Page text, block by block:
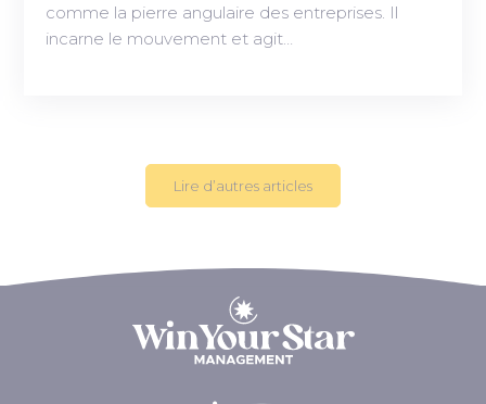
comme la pierre angulaire des entreprises. Il
incarne le mouvement et agit…
Lire d’autres articles